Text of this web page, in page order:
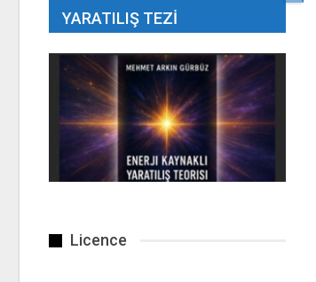
YARATILIŞ TEZI
Licence